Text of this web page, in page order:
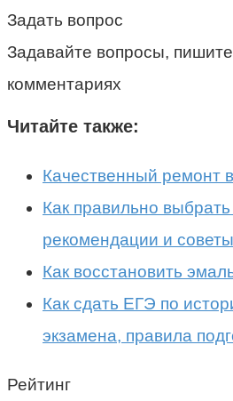
Задать вопрос
Задавайте вопросы,
комментариях
Читайте также:
Качественный ремонт
Как правильно
рекомендации и советы
Как восстановить
Как сдать ЕГЭ по
экзамена, правила
Рейтинг